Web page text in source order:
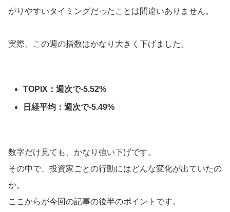
がりやすいタイミングだったことは間違いありません。
実際、この週の指数はかなり大きく下げました。
TOPIX：週次で-5.52%
日経平均：週次で-5.49%
数字だけ見ても、かなり強い下げです。
その中で、投資家ごとの行動にはどんな変化が出ていたの
か。
ここからが今回の記事の後半のポイントです。